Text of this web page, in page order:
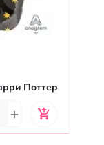
Поттер